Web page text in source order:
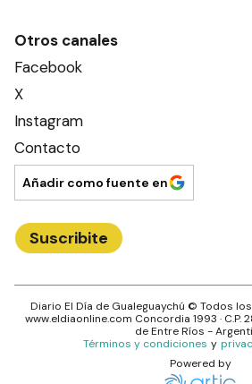
Otros canales
Facebook
X
Instagram
Contacto
Añadir como fuente en
Suscribite
Diario El Día de Gualeguaychú © Todos
www.eldiaonline.com Concordia 1993 · C.P.
deEntre Ríos -
Términos y condiciones y
Powered by